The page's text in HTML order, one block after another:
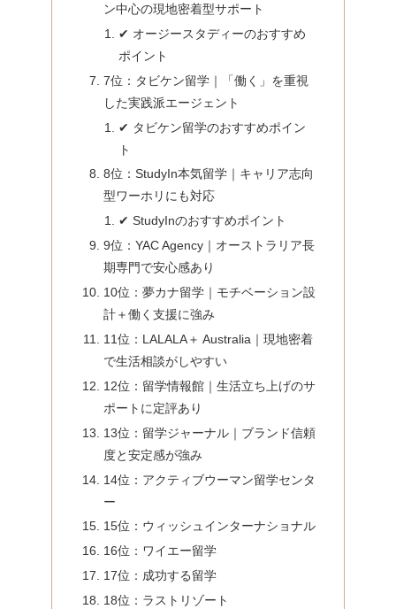
ン中心の現地密着型サポート
✔ オージースタディーのおすすめ
ポイント
7位：タビケン留学｜「働く」を重視
した実践派エージェント
✔ タビケン留学のおすすめポイン
ト
8位：StudyIn本気留学｜キャリア志向
型ワーホリにも対応
✔ StudyInのおすすめポイント
9位：YAC Agency｜オーストラリア長
期専門で安心感あり
10位：夢カナ留学｜モチベーション設
計＋働く支援に強み
11位：LALALA＋ Australia｜現地密着
で生活相談がしやすい
12位：留学情報館｜生活立ち上げのサ
ポートに定評あり
13位：留学ジャーナル｜ブランド信頼
度と安定感が強み
14位：アクティブウーマン留学センタ
ー
15位：ウィッシュインターナショナル
16位：ワイエー留学
17位：成功する留学
18位：ラストリゾート